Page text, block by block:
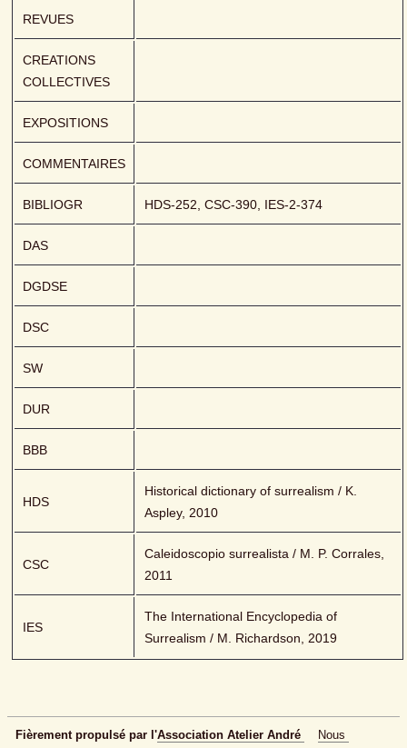
REVUES
CREATIONS
COLLECTIVES
EXPOSITIONS
COMMENTAIRES
BIBLIOGR HDS-252, CSC-390, IES-2-374
DAS
DGDSE
DSC
SW
DUR
BBB
HDS
Historical dictionary of surrealism / K.
Aspley, 2010
CSC
Caleidoscopio surrealista / M. P. Corrales,
2011
IES
The International Encyclopedia of
Surrealism / M. Richardson, 2019
Fièrement propulsé par l'Association Atelier André Nous